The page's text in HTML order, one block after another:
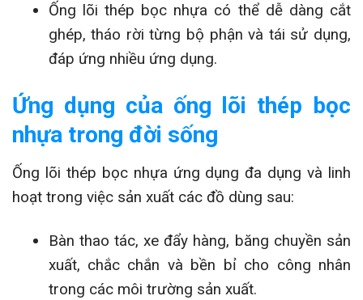
Ống lõi thép bọc nhựa có thể dễ dàng cắt
ghép, tháo rời từng bộ phận và tái sử dụng,
đáp ứng nhiều ứng dụng.
Ứng dụng của ống lõi thép bọc
nhựa trong đời sống
Ống lõi thép bọc nhựa ứng dụng đa dụng và linh
hoạt trong việc sản xuất các đồ dùng sau:
Bàn thao tác, xe đẩy hàng, băng chuyền sản
xuất, chắc chắn và bền bỉ cho công nhân
trong các môi trường sản xuất.